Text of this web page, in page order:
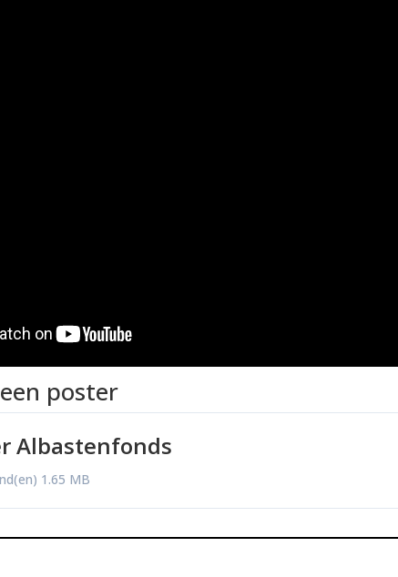
poster
Albastenfonds
1.65 MB